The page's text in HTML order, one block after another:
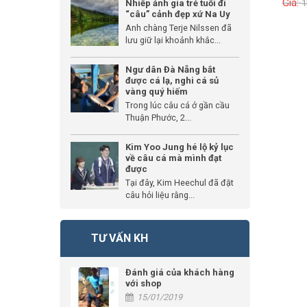
Nhiếp ảnh gia trẻ tuổi đi
“câu” cảnh đẹp xứ Na Uy
Anh chàng Terje Nilssen đã
lưu giữ lại khoảnh khắc...
Ngư dân Đà Nẵng bắt
được cá lạ, nghi cá sủ
vàng quý hiếm
Trong lúc câu cá ở gần cầu
Thuận Phước, 2...
Kim Yoo Jung hé lộ kỷ lục
về câu cá mà mình đạt
được
Tại đây, Kim Heechul đã đặt
câu hỏi liệu rằng...
TƯ VẤN KH
Đánh giá của khách hàng
với shop
15/01/2019